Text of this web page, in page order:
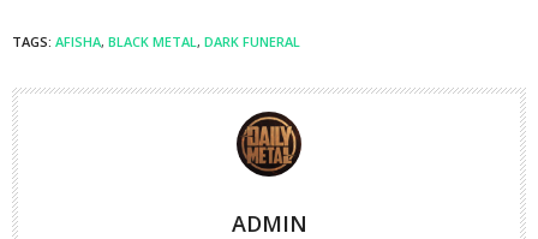
TAGS: AFISHA, BLACK METAL, DARK FUNERAL
ADMIN